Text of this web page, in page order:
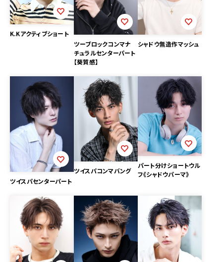
K.Kアクティブショート
ツーブロックコンマナ
チュラルセンターパート
【葵質感】
シャドウ無造作マッシュ
ツイスパセンターパート
ツイスパコンマバング
パート分けショートウル
フ《シャドウパーマ》